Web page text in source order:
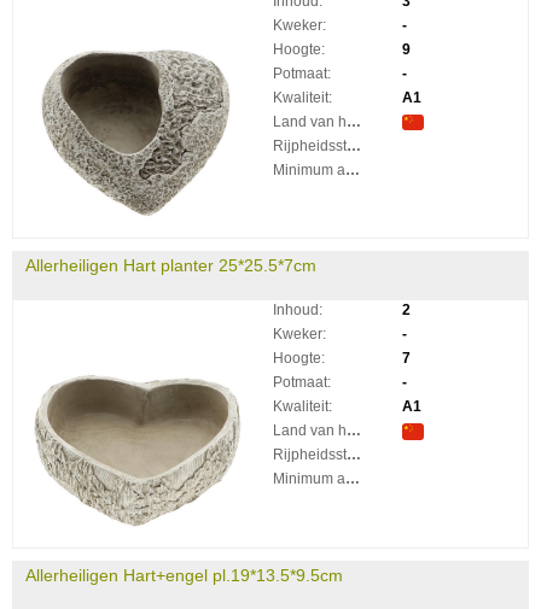
Kweker:
-
Hoogte:
9
Potmaat:
-
Kwaliteit:
A1
Land van herkomst:
Rijpheidsstadium:
Minimum aantal takken per plant:
Allerheiligen Hart planter 25*25.5*7cm
Inhoud:
2
Kweker:
-
Hoogte:
7
Potmaat:
-
Kwaliteit:
A1
Land van herkomst:
Rijpheidsstadium:
Minimum aantal takken per plant:
Allerheiligen Hart+engel pl.19*13.5*9.5cm